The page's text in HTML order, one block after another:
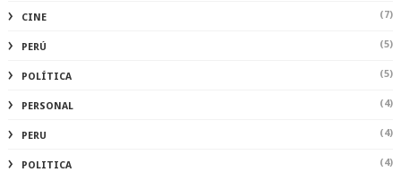
CINE (7)
PERÚ (5)
POLÍTICA (5)
PERSONAL (4)
PERU (4)
POLITICA (4)